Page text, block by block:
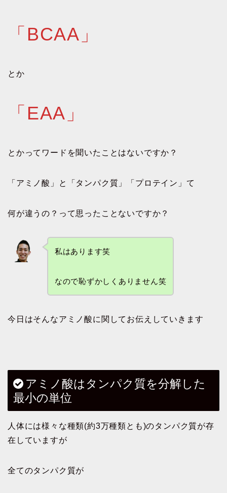
「BCAA」
とか
「EAA」
とかってワードを聞いたことはないですか？
「アミノ酸」と「タンパク質」「プロテイン」て
何が違うの？って思ったことないですか？
私はあります笑
なので恥ずかしくありません笑
今日はそんなアミノ酸に関してお伝えしていきます
アミノ酸はタンパク質を分解した
最小の単位
人体には様々な種類(約3万種類とも)のタンパク質が存
在していますが
全てのタンパク質が